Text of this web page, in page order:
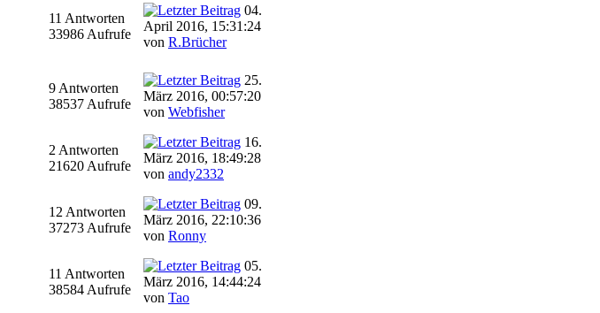
11 Antworten
33986 Aufrufe
04.
April 2016, 15:31:24
von R.Brücher
9 Antworten
38537 Aufrufe
25.
März 2016, 00:57:20
von Webfisher
2 Antworten
21620 Aufrufe
16.
März 2016, 18:49:28
von andy2332
12 Antworten
37273 Aufrufe
09.
März 2016, 22:10:36
von Ronny
11 Antworten
38584 Aufrufe
05.
März 2016, 14:44:24
von Tao